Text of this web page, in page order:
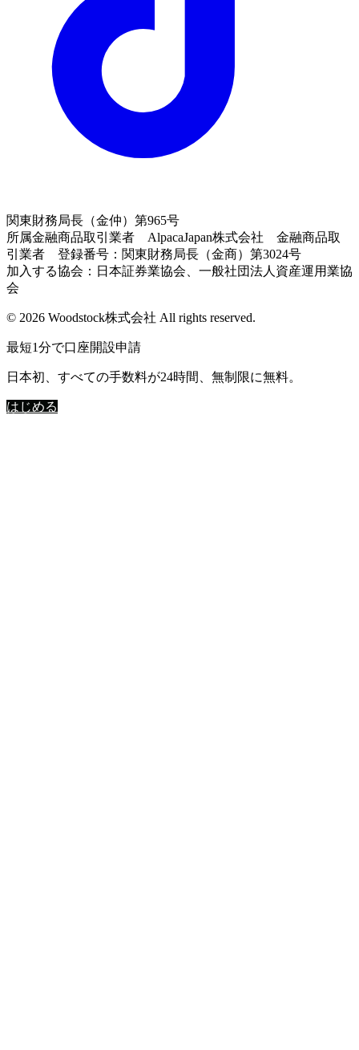
関東財務局長（金仲）第965号
所属金融商品取引業者 AlpacaJapan株式会社 金融商品取
引業者 登録番号：関東財務局長（金商）第3024号
加入する協会：日本証券業協会、一般社団法人資産運用業協
会
© 2026 Woodstock株式会社 All rights reserved.
最短1分で口座開設申請
日本初、すべての手数料が24時間、無制限に無料。
はじめる